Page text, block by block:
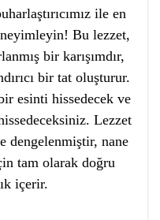
ile en
Bu lezzet,
bir karışımdır,
bir tat oluşturur.
esinti hissedecek ve
Lezzet
dengelenmiştir, nane
tam olarak doğru
içerir.